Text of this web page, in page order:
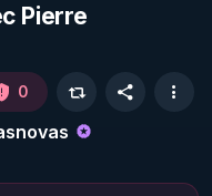
Pierre
0